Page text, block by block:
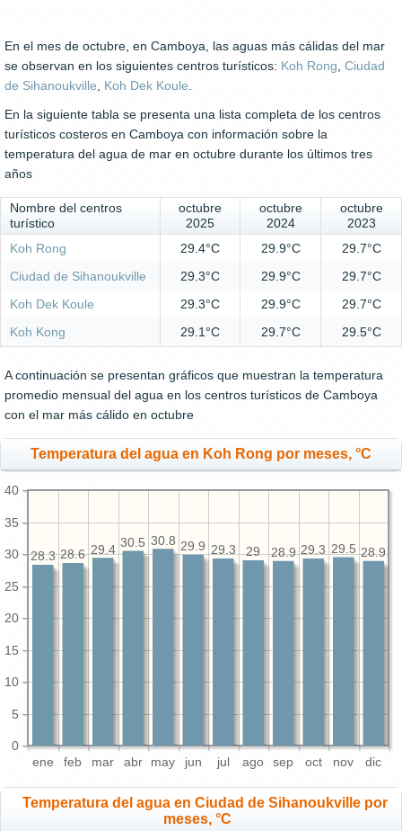
En el mes de octubre, en Camboya, las aguas más cálidas del mar
se observan en los siguientes centros turísticos: Koh Rong, Ciudad
de Sihanoukville, Koh Dek Koule.
En la siguiente tabla se presenta una lista completa de los centros
turísticos costeros en Camboya con información sobre la
temperatura del agua de mar en octubre durante los últimos tres
años
Nombre del centros
turístico
octubre
2025
octubre
2024
octubre
2023
Koh Rong
29.4°C 29.9°C
29.7°C
Ciudad de Sihanoukville
29.3°C 29.9°C
29.7°C
Koh Dek Koule
29.3°C 29.9°C
29.7°C
Koh Kong
29.1°C 29.7°C 29.5°C
A continuación se presentan gráficos que muestran la temperatura
promedio mensual del agua en los centros turísticos de Camboya
con el mar más cálido en octubre
Temperatura del agua en Koh Rong por meses, °C
ene feb mar abr may jun jul ago sep oct nov dic
0
5
10
15
20
25
30
35
40
28.9
29.5
29.3
28.9
29
29.3
29.9
30.8
30.5
29.4
28.6
28.3
Temperatura del agua en Ciudad de Sihanoukville por
meses, °C